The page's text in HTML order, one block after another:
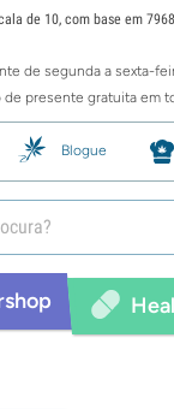
de 10, com base em
de segunda a sexta-
de presente gratuita em
Blogue